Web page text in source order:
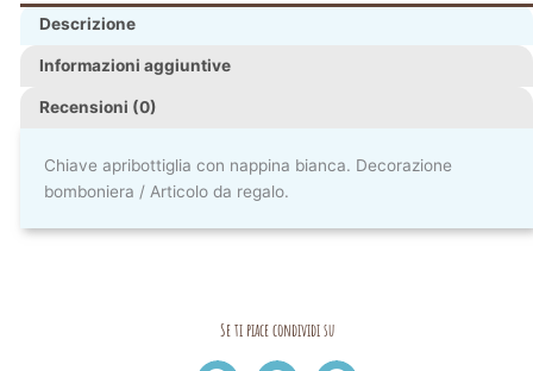
Descrizione
Informazioni aggiuntive
Recensioni (0)
Chiave apribottiglia con nappina bianca. Decorazione
bomboniera / Articolo da regalo.
Se ti piace condividi su